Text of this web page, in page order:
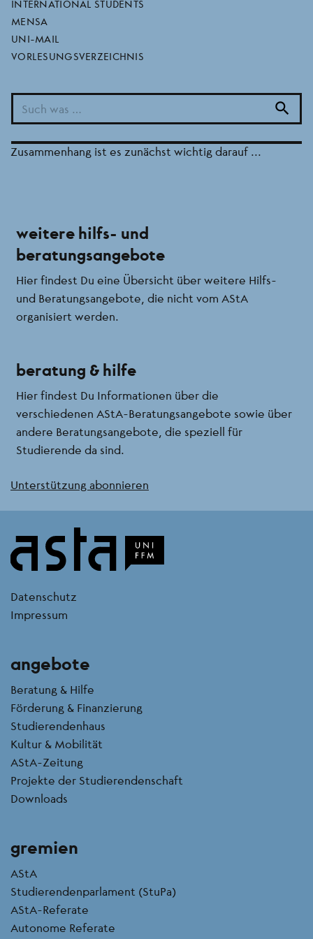
INTERNATIONAL STUDENTS
MENSA
UNI-MAIL
VORLESUNGSVERZEICHNIS
search
200€ pauschale und wie du dran
kommst
Zur Zeit erreichen uns einige Anfragen bezüglich der
Einmalzahlung an Studierende, die letztes Jahr von der
Zusammenhang ist es zunächst wichtig darauf ...
weitere hilfs- und
beratungsangebote
Hier findest Du eine Übersicht über weitere Hilfs-
und Beratungsangebote, die nicht vom AStA
organisiert werden.
beratung & hilfe
Hier findest Du Informationen über die
verschiedenen AStA-Beratungsangebote sowie über
andere Beratungsangebote, die speziell für
Studierende da sind.
Unterstützung abonnieren
kontakt
Datenschutz
Impressum
angebote
Beratung & Hilfe
Förderung & Finanzierung
Studierendenhaus
Kultur & Mobilität
AStA-Zeitung
Projekte der Studierendenschaft
Downloads
gremien
AStA
Studierendenparlament (StuPa)
AStA-Referate
Autonome Referate